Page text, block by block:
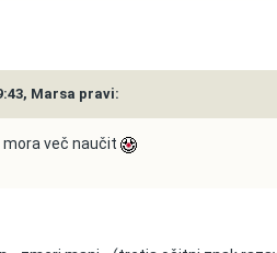
Marsa pravi:
mora več naučit